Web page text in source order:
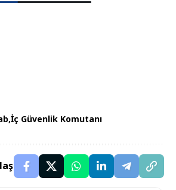
İç Güvenlik Komutanı